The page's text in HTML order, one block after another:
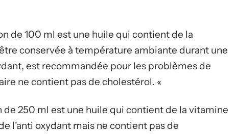
de 100 ml est une huile qui contient de la
conservée à température ambiante durant une
est recommandée pour les problèmes de
ne contient pas de cholestérol. «
de 250 ml est une huile qui contient de la vitamine
l’anti oxydant mais ne contient pas de